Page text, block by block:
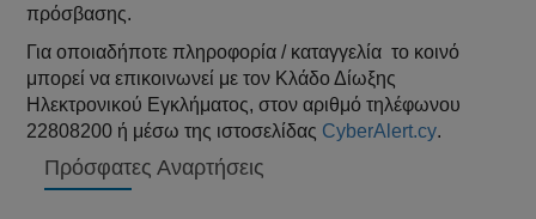
πρόσβασης.
Για οποιαδήποτε πληροφορία / καταγγελία το κοινό
μπορεί να επικοινωνεί με τον Κλάδο Δίωξης
Ηλεκτρονικού Εγκλήματος, στον αριθμό τηλέφωνου
22808200 ή μέσω της ιστοσελίδας CyberAlert.cy.
Πρόσφατες Αναρτήσεις